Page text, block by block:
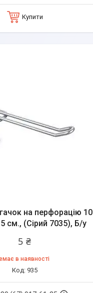
Купити
на перфорацію 10
см., (Сірий 7035), Б/у
5 ₴
в наявності
935